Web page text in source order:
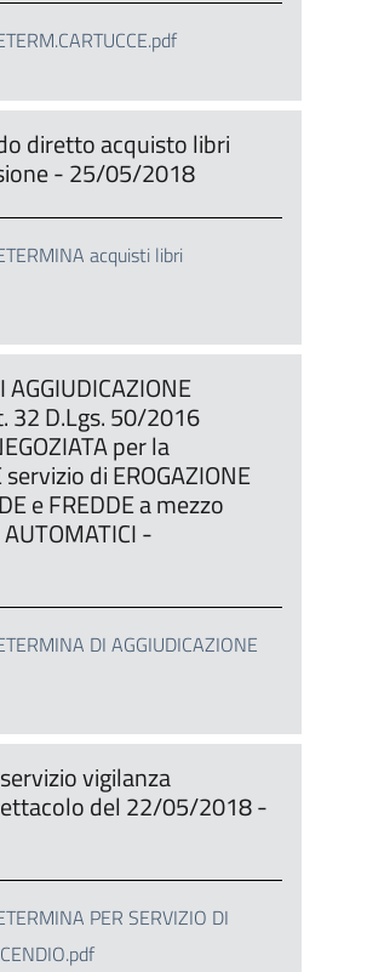
diretto acquisto libri
- 25/05/2018
acquisti libri
32 D.Lgs. 50/2016
per la
servizio di EROGAZIONE
e FREDDE a mezzo
-
DI AGGIUDICAZIONE
vigilanza
del 22/05/2018 -
PER SERVIZIO DI